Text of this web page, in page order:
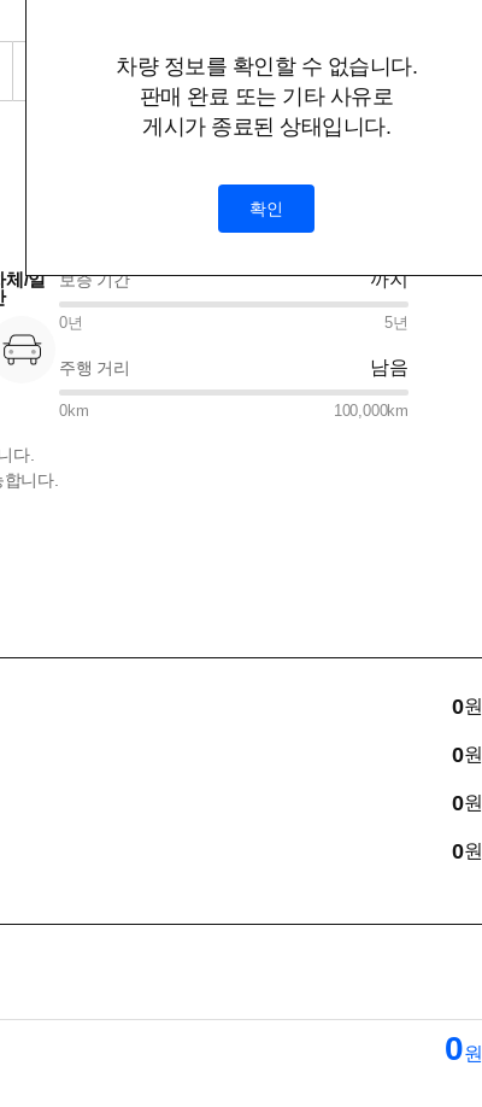
차량 정보를 확인할 수 없습니다.
판매 완료 또는 기타 사유로
게시가 종료된 상태입니다.
확인
RQI 점검 리포트 다운로드
체/일
보증 기간 까지
0년 5년
주행 거리 남음
0km 100,000km
다.
니다.
0원
0원
0원
0원
0원